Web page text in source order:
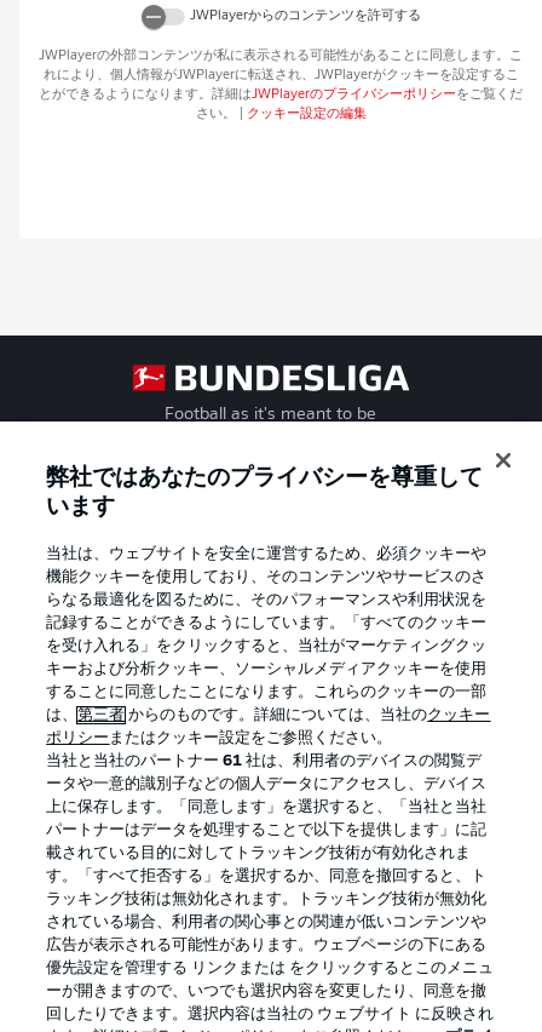
JWPlayerからのコンテンツを許可する
JWPlayerの外部コンテンツが私に表示される可能性があることに同意します。こ
れにより、個人情報がJWPlayerに転送され、 JWPlayerがクッキーを設定するこ
とができるようになります。詳細はJWPlayerのプライバシーポリシーをご覧くだ
さい。
クッキー設定の編集
Football as it's meant to be
Official Partners
プライバシー・ポリシー 優先設定を管理する
利用条件 放送局
求人 選手
弊社ではあなたのプライバシーを尊重して
います
当社は、ウェブサイトを安全に運営するため、必須クッキーや
機能クッキーを使用しており、そのコンテンツやサービスのさ
らなる最適化を図るために、そのパフォーマンスや利用状況を
記録することができるようにしています。「すべてのクッキー
を受け入れる」をクリックすると、当社がマーケティングクッ
キーおよび分析クッキー、ソーシャルメディアクッキーを使用
することに同意したことになります。これらのクッキーの一部
は、第三者 からのものです。詳細については、当社のクッキー
ポリシー またはクッキー設定をご参照ください。
当社と当社のパートナー61 社は、利用者のデバイスの閲覧デ
ータや一意的識別子などの個人データにアクセスし、デバイス
上に保存します。「同意します」を選択すると、「当社と当社
パートナーはデータを処理することで以下を提供します」に記
載されている目的に対してトラッキング技術が有効化されま
す。「すべて拒否する」を選択するか、同意を撤回すると、ト
ラッキング技術は無効化されます。トラッキング技術が無効化
されている場合、利用者の関心事との関連が低いコンテンツや
広告が表示される可能性があります。ウェブページの下にある
優先設定を管理する リンクまたは をクリックするとこのメニュ
ーが開きますので、いつでも選択内容を変更したり、同意を撤
回したりできます。選択内容は当社の ウェブサイト に反映され